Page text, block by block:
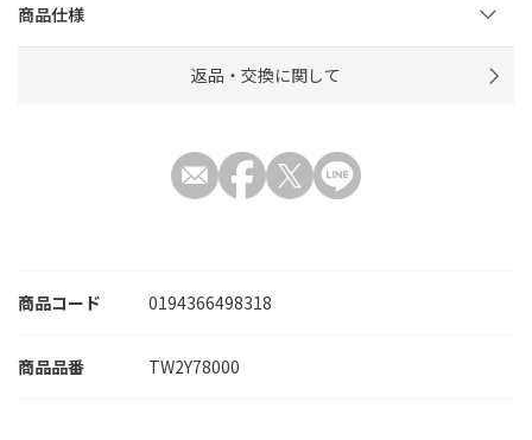
商品コード 0194366498318
TW2Y78000
商品仕様
返品・交換に関して